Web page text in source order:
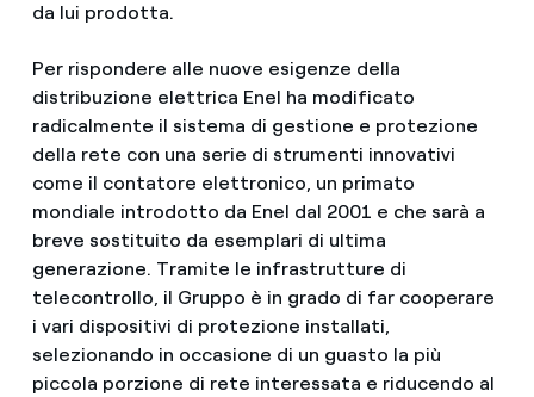
da lui prodotta.
Per rispondere alle nuove esigenze della
distribuzione elettrica Enel ha modificato
radicalmente il sistema di gestione e protezione
della rete con una serie di strumenti innovativi
come il contatore elettronico, un primato
mondiale introdotto da Enel dal 2001 e che sarà a
breve sostituito da esemplari di ultima
generazione. Tramite le infrastrutture di
telecontrollo, il Gruppo è in grado di far cooperare
i vari dispositivi di protezione installati,
selezionando in occasione di un guasto la più
piccola porzione di rete interessata e riducendo al